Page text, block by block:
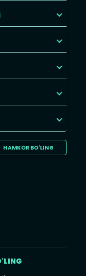
HAMKOR BO'LING